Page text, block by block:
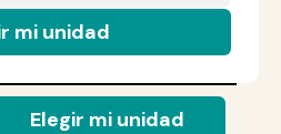
mi unidad
Elegir mi unidad